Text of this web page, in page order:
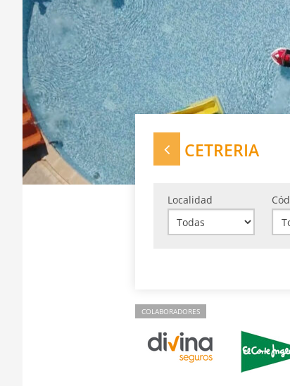
CETRERIA
Localidad
COLABORADORES